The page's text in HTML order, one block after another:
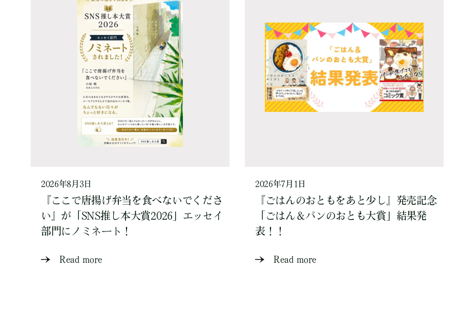
2026年8月3日
『ここで唐揚げ弁当を食べないでくださ
い』が「SNS推し本大賞2026」エッセイ
部門にノミネート！
Read more
2026年7月1日
『ごはんのおともをあと少し』発売記念
「ごはん＆パンのおとも大賞」結果発
表！！
Read more